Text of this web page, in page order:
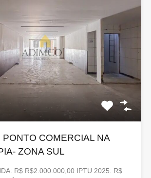
COMERCIAL NA
ZONA SUL
R$ R$2.000.000,00 IPTU 2025: R$